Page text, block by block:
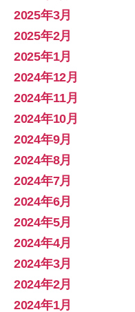
2025年3月
2025年2月
2025年1月
2024年12月
2024年11月
2024年10月
2024年9月
2024年8月
2024年7月
2024年6月
2024年5月
2024年4月
2024年3月
2024年2月
2024年1月